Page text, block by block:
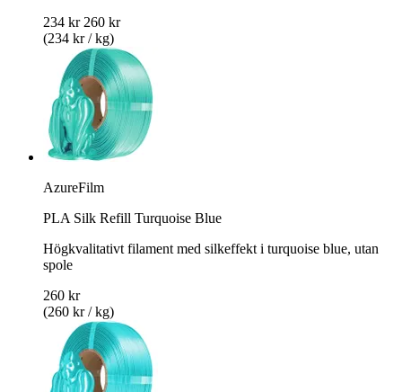
234 kr 260 kr
(234 kr / kg)
AzureFilm
PLA Silk Refill Turquoise Blue
Högkvalitativt filament med silkeffekt i turquoise blue, utan
spole
260 kr
(260 kr / kg)